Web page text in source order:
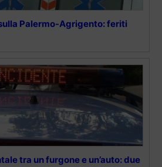
Palermo-Agrigento: feriti
tra un furgone e un’auto: due